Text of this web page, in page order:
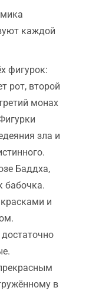
каждой
фигурок:
рот, второй
монах
зла и
Баддха,
бабочка.
и
в